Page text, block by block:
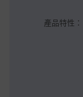
產品特性：